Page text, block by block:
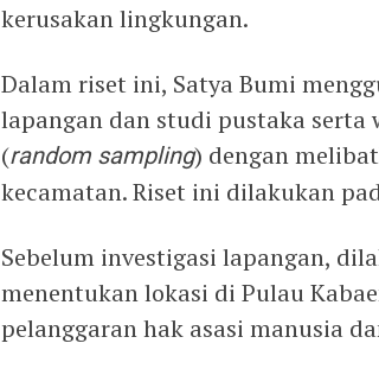
kerusakan lingkungan.
Dalam riset ini, Satya Bumi
lapangan dan studi pustaka serta
(random sampling) dengan
kecamatan. Riset ini dilakukan
Sebelum investigasi lapangan,
menentukan lokasi di Pulau
pelanggaran hak asasi manusia